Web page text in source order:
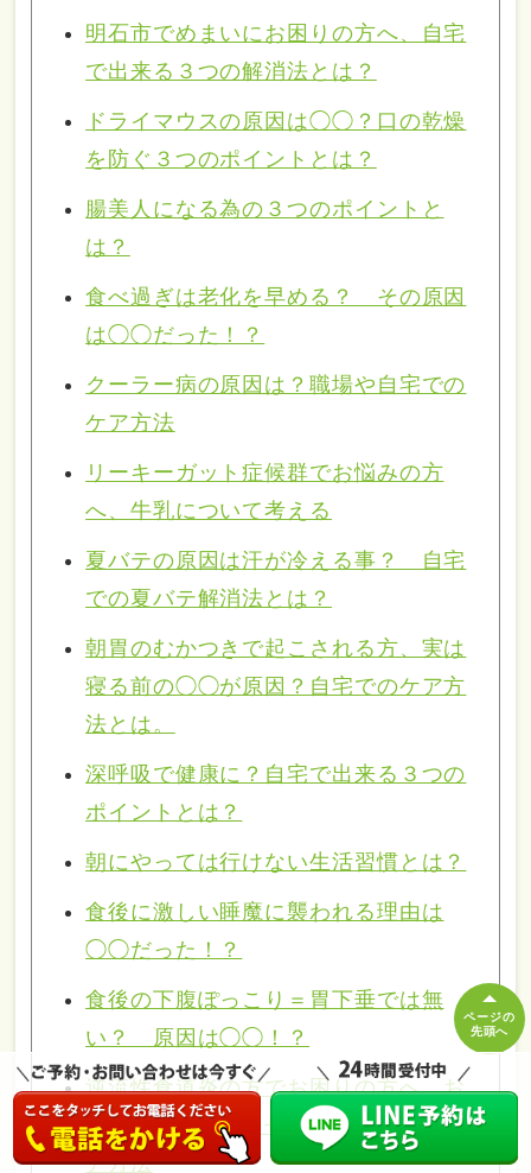
明石市でめまいにお困りの方へ、自宅
で出来る３つの解消法とは？
ドライマウスの原因は◯◯？口の乾燥
を防ぐ３つのポイントとは？
腸美人になる為の３つのポイントと
は？
食べ過ぎは老化を早める？ その原因
は◯◯だった！？
クーラー病の原因は？職場や自宅での
ケア方法
リーキーガット症候群でお悩みの方
へ、牛乳について考える
夏バテの原因は汗が冷える事？ 自宅
での夏バテ解消法とは？
朝胃のむかつきで起こされる方、実は
寝る前の◯◯が原因？自宅でのケア方
法とは。
深呼吸で健康に？自宅で出来る３つの
ポイントとは？
朝にやっては行けない生活習慣とは？
食後に激しい睡魔に襲われる理由は
◯◯だった！？
食後の下腹ぽっこり＝胃下垂では無
い？ 原因は◯◯！？
逆流性食道炎の方でお困りの方へ、お
酒のみ過ぎていませんか？自宅でのケ
ア方法
ページの
先頭へ